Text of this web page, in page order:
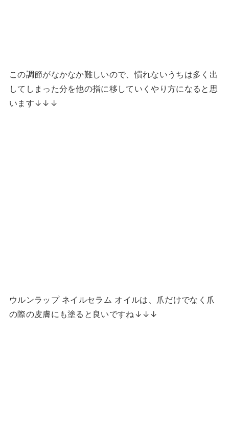
この調節がなかなか難しいので、慣れないうちは多く出
してしまった分を他の指に移していくやり方になると思
います↓↓↓
ウルンラップ ネイルセラム オイルは、爪だけでなく爪
の際の皮膚にも塗ると良いですね↓↓↓